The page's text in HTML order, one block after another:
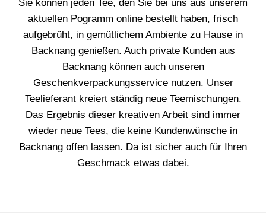
Sie können jeden Tee, den Sie bei uns aus unserem
aktuellen Pogramm online bestellt haben, frisch
aufgebrüht, in gemütlichem Ambiente zu Hause in
Backnang genießen. Auch private Kunden aus
Backnang können auch unseren
Geschenkverpackungsservice nutzen. Unser
Teelieferant kreiert ständig neue Teemischungen.
Das Ergebnis dieser kreativen Arbeit sind immer
wieder neue Tees, die keine Kundenwünsche in
Backnang offen lassen. Da ist sicher auch für Ihren
Geschmack etwas dabei.